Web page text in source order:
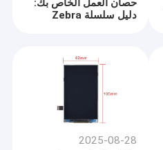
حصان العمل الخاص بك:
دليل سلسلة Zebra
2025-08-28